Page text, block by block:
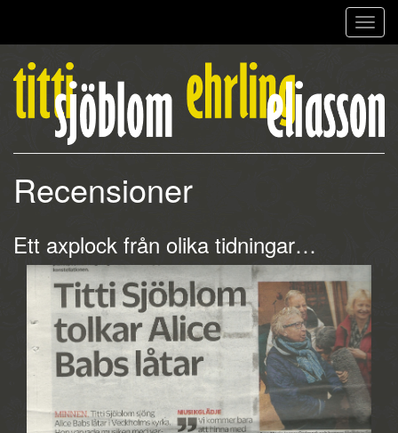
Recensioner
Ett axplock från olika tidningar…